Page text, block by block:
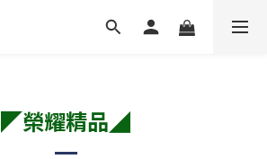
◤榮耀精品◢